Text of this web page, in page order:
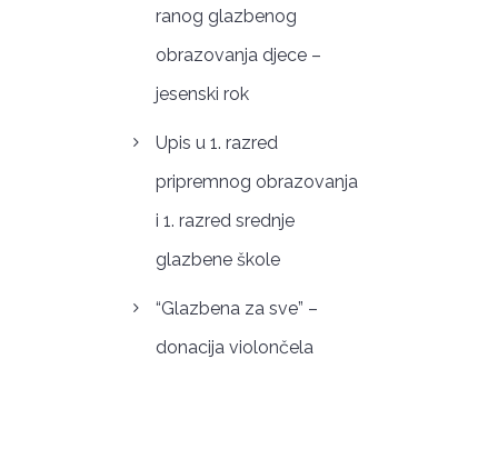
ranog glazbenog
obrazovanja djece –
jesenski rok
Upis u 1. razred
pripremnog obrazovanja
i 1. razred srednje
glazbene škole
“Glazbena za sve” –
donacija violončela